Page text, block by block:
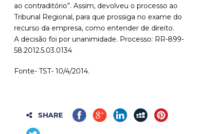
ao contraditório”. Assim, devolveu o processo ao
Tribunal Regional, para que prossiga no exame do
recurso da empresa, como entender de direito.
A decisão foi por unanimidade. Processo: RR-899-
58.2012.5.03.0134
Fonte- TST- 10/4/2014.
SHARE